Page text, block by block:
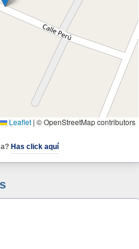
Leaflet | © OpenStreetMap contributors
Has click aquí